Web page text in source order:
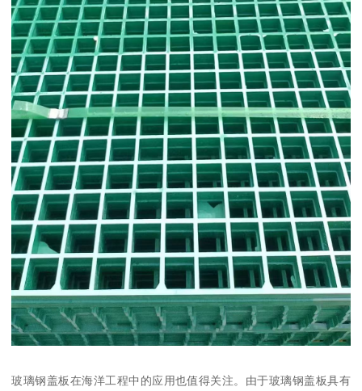
玻璃钢盖板在海洋工程中的应用也值得关注。由于玻璃钢盖板具有